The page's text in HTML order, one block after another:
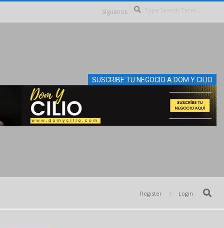
Síguenos
SUSCRIBE TU NEGOCIO A DOM Y CILIO
Register Login Search